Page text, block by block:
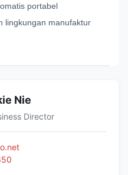
portabel
lingkungan manufaktur
Nie
Director